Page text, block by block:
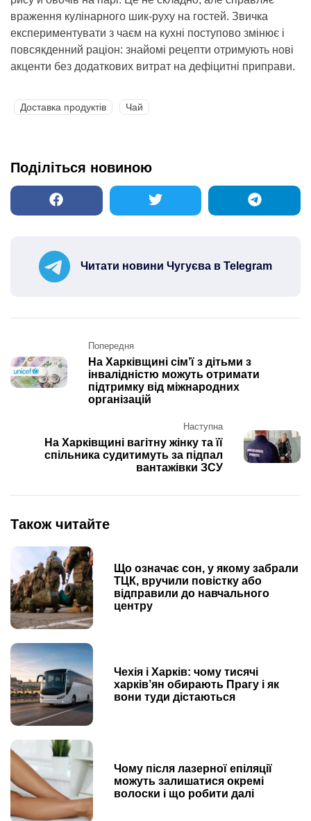
враження кулінарного шик-руху на гостей. Звичка
експериментувати з чаєм на кухні поступово змінює і
повсякденний раціон: знайомі рецепти отримують нові
акценти без додаткових витрат на дефіцитні приправи.
Доставка продуктів Чай
Поділіться новиною
Читати новини Чугуєва в Telegram
navigation
Попередня
На Харківщині сім’ї з дітьми з
інвалідністю можуть отримати
підтримку від міжнародних
організацій
Наступна
На Харківщині вагітну жінку та її
спільника судитимуть за підпал
вантажівки ЗСУ
Також читайте
Що означає сон, у якому забрали
ТЦК, вручили повістку або
відправили до навчального
центру
Чехія і Харків: чому тисячі
харків’ян обирають Прагу і як
вони туди дістаються
Чому після лазерної епіляції
можуть залишатися окремі
волоски і що робити далі